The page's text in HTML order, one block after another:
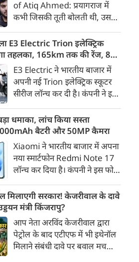
न्यायालय के आदेश के आधार पर
गैरकानूनी जानकारी हटाने की
समयसीमा 36 घंटे से घटाकर 3 घंटे
कर दी गई है।
of Atiq Ahmed: प्रयागराज में
कभी जिसकी तूती बोलती थी, उस
अहमद के कुनबे पर कानून और
किस्मत की दोहरी मार पड़ रही है।
जिस झांसी जिले में अप्रैल 2023 में
अतीक के एनकाउंटर में मारे गए बेटे
असद की सांसें थमी थीं, उसी झांसी में
अब उसके छोटे बेटे अबान की भीषण
सड़क दुर्घटना में जान चली गई है।
E3 Electric Trion इलेक्ट्रिक
तहलका, 165km तक की रेंज, 8
कीमत जानेंगे तो हो जाएंगे
E3 Electric ने भारतीय बाजार में
अपनी नई Trion इलेक्ट्रिक स्कूटर
सीरीज लॉन्च कर दी है। कंपनी ने इसे
पेश किया है। Trion की शुरुआती
कीमत 99,999 रुपए (एक्स-शोरूम,
बेंगलुरु) रखी गई है। फिलहाल इसकी
बुकिंग बेंगलुरु के ग्राहकों के लिए
कंपनी की आधिकारिक वेबसाइट के
जरिए शुरू की गई है। आने वाले समय
में इसे दूसरे शहरों में भी उपलब्ध
कराया जाएगा।
धमाका, लांच किया सस्ता
बैटरी और 50MP कैमरा
Xiaomi ने भारतीय बाजार में अपना
नया स्मार्टफोन Redmi Note 17
लॉन्च कर दिया है। कंपनी ने इस फोन
डिस्प्ले, 8,000mAh की बड़ी बैटरी
और Qualcomm Snapdragon
चिपसेट के साथ पेश किया है। फोन में
50MP का मेन कैमरा दिया गया है।
इसके अलावा Redmi Note 17 में
Corning Gorilla Glass 7i
मिलाएगी सरकार! केजरीवाल के दावे
मंत्री किंजरापु?
आप नेता अरविंद केजरीवाल द्वारा
पेट्रोल के बाद एटीएफ में भी इथेनॉल
मिलाने संबंधी दावे पर बवाल मच